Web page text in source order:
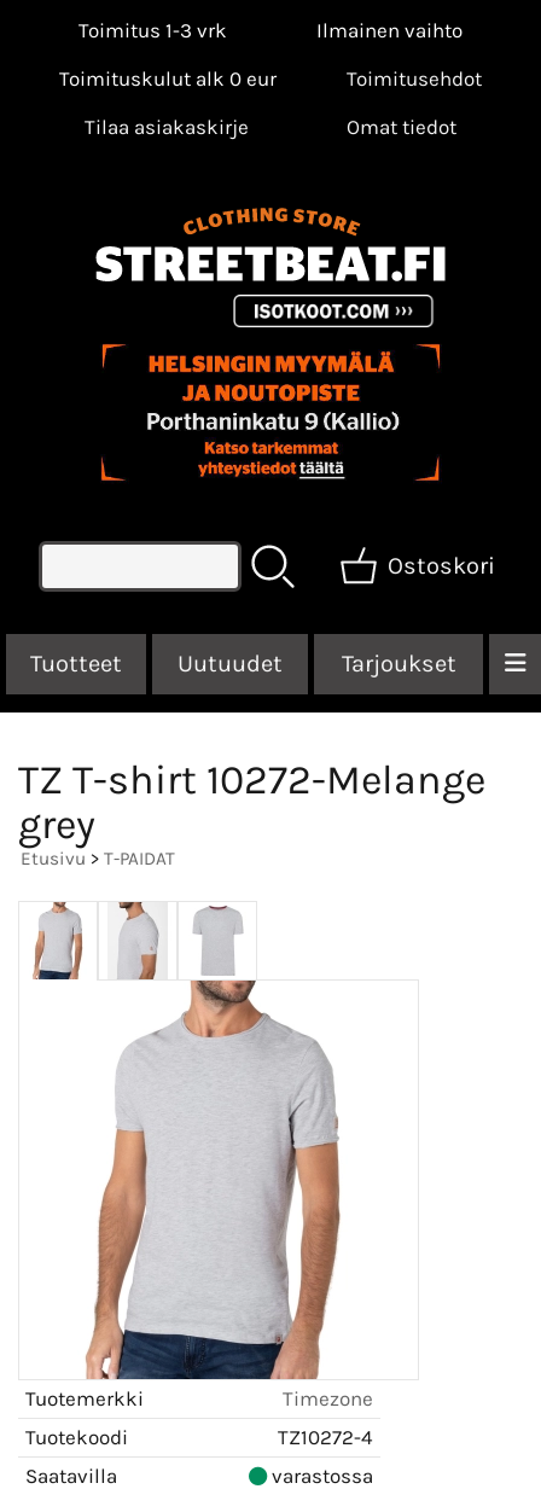
Toimitus 1-3 vrk
Ilmainen vaihto
Toimituskulut alk 0 eur
Toimitusehdot
Tilaa asiakaskirje
Omat tiedot
Ostoskori
Tuotteet Uutuudet Tarjoukset
TZ T-shirt 10272-Melange
grey
Etusivu > T-PAIDAT
Tuotemerkki
Timezone
Tuotekoodi
TZ10272-4
Saatavilla
varastossa